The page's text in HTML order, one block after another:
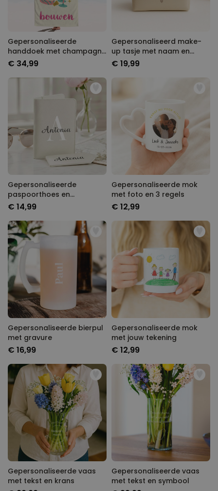
Gepersonaliseerde
handdoek met champagne
en tekst
€ 34,99
Gepersonaliseerd make-
up tasje met naam en
symbool
€ 19,99
Gepersonaliseerde
paspoorthoes en
kofferlabel met monogram
€ 14,99
Gepersonaliseerde mok
met foto en 3 regels
€ 12,99
Gepersonaliseerde bierpul
met gravure
€ 16,99
Gepersonaliseerde mok
met jouw tekening
€ 12,99
Gepersonaliseerde vaas
met tekst en krans
Gepersonaliseerde vaas
met tekst en symbool